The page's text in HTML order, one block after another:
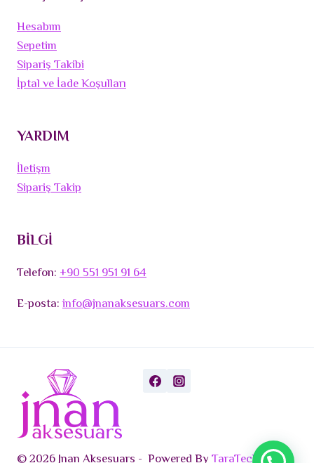
Hesabım
Sepetim
Sipariş Takibi
İptal ve İade Koşulları
YARDIM
İletişm
Sipariş Takip
BİLGİ
Telefon:+90 551 951 91 64
E-posta:info@jnanaksesuars.com